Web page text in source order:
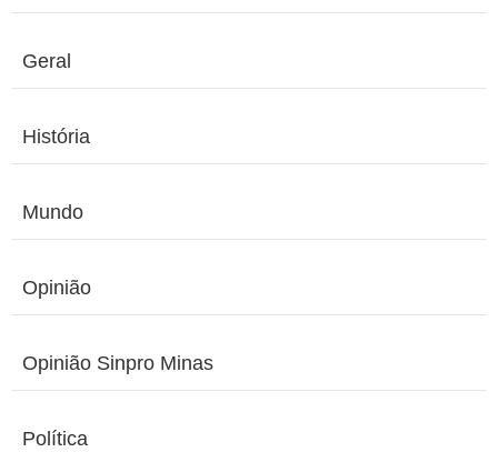
Geral
História
Mundo
Opinião
Opinião Sinpro Minas
Política